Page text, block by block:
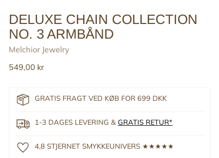
DELUXE CHAIN COLLECTION
NO. 3 ARMBÅND
Melchior Jewelry
Reguler
549,00 kr
GRATIS FRAGT VED KØB FOR 699 DKK
1-3 DAGES LEVERING & GRATIS RETUR*
4,8 STJERNET SMYKKEUNIVERS ★★★★★